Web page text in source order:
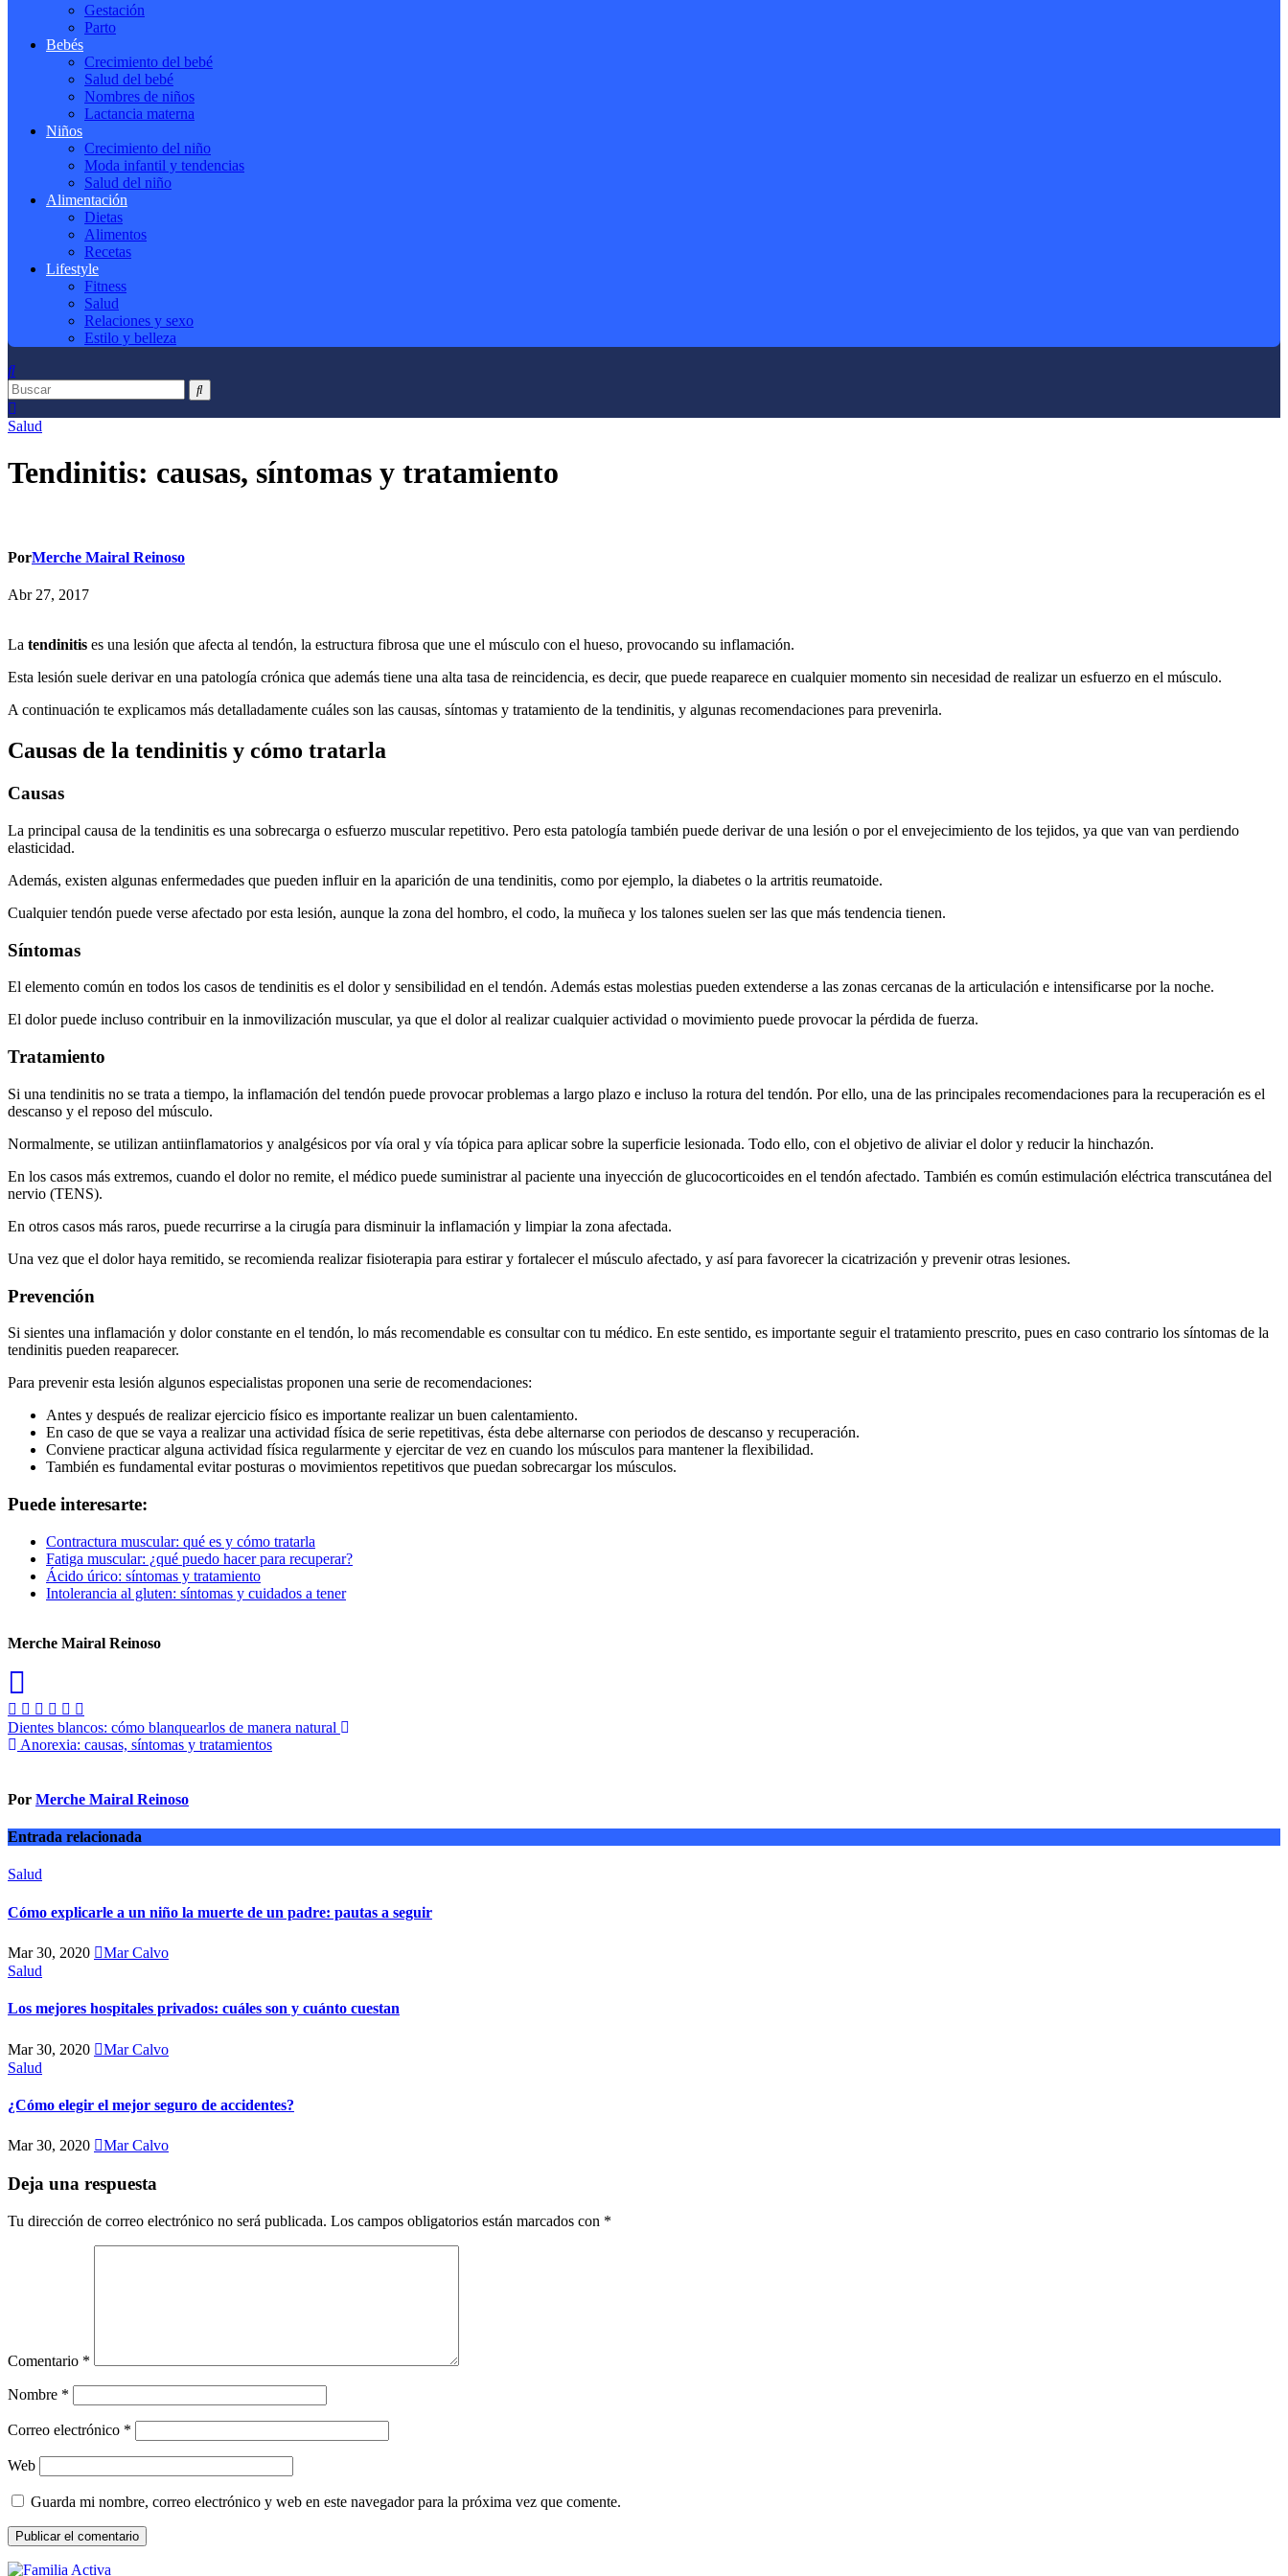
Gestación
Parto
Bebés
Crecimiento del bebé
Salud del bebé
Nombres de niños
Lactancia materna
Niños
Crecimiento del niño
Moda infantil y tendencias
Salud del niño
Alimentación
Dietas
Alimentos
Recetas
Lifestyle
Fitness
Salud
Relaciones y sexo
Estilo y belleza
Salud
Tendinitis: causas, síntomas y tratamiento
PorMerche Mairal Reinoso
Abr 27, 2017
La tendinitis es una lesión que afecta al tendón, la estructura fibrosa que une el músculo con el hueso, provocando su inflamación.
Esta lesión suele derivar en una patología crónica que además tiene una alta tasa de reincidencia, es decir, que puede reaparece en cualquier momento sin necesidad de realizar un esfuerzo en el músculo.
A continuación te explicamos más detalladamente cuáles son las causas, síntomas y tratamiento de la tendinitis, y algunas recomendaciones para prevenirla.
Causas de la tendinitis y cómo tratarla
Causas
La principal causa de la tendinitis es una sobrecarga o esfuerzo muscular repetitivo. Pero esta patología también puede derivar de una lesión o por el envejecimiento de los tejidos, ya que van van perdiendo
elasticidad.
Además, existen algunas enfermedades que pueden influir en la aparición de una tendinitis, como por ejemplo, la diabetes o la artritis reumatoide.
Cualquier tendón puede verse afectado por esta lesión, aunque la zona del hombro, el codo, la muñeca y los talones suelen ser las que más tendencia tienen.
Síntomas
El elemento común en todos los casos de tendinitis es el dolor y sensibilidad en el tendón. Además estas molestias pueden extenderse a las zonas cercanas de la articulación e intensificarse por la noche.
El dolor puede incluso contribuir en la inmovilización muscular, ya que el dolor al realizar cualquier actividad o movimiento puede provocar la pérdida de fuerza.
Tratamiento
Si una tendinitis no se trata a tiempo, la inflamación del tendón puede provocar problemas a largo plazo e incluso la rotura del tendón. Por ello, una de las principales recomendaciones para la recuperación es el
descanso y el reposo del músculo.
Normalmente, se utilizan antiinflamatorios y analgésicos por vía oral y vía tópica para aplicar sobre la superficie lesionada. Todo ello, con el objetivo de aliviar el dolor y reducir la hinchazón.
En los casos más extremos, cuando el dolor no remite, el médico puede suministrar al paciente una inyección de glucocorticoides en el tendón afectado. También es común estimulación eléctrica transcutánea del
nervio (TENS).
En otros casos más raros, puede recurrirse a la cirugía para disminuir la inflamación y limpiar la zona afectada.
Una vez que el dolor haya remitido, se recomienda realizar fisioterapia para estirar y fortalecer el músculo afectado, y así para favorecer la cicatrización y prevenir otras lesiones.
Prevención
Si sientes una inflamación y dolor constante en el tendón, lo más recomendable es consultar con tu médico. En este sentido, es importante seguir el tratamiento prescrito, pues en caso contrario los síntomas de la
tendinitis pueden reaparecer.
Para prevenir esta lesión algunos especialistas proponen una serie de recomendaciones:
Antes y después de realizar ejercicio físico es importante realizar un buen calentamiento.
En caso de que se vaya a realizar una actividad física de serie repetitivas, ésta debe alternarse con periodos de descanso y recuperación.
Conviene practicar alguna actividad física regularmente y ejercitar de vez en cuando los músculos para mantener la flexibilidad.
También es fundamental evitar posturas o movimientos repetitivos que puedan sobrecargar los músculos.
Puede interesarte:
Contractura muscular: qué es y cómo tratarla
Fatiga muscular: ¿qué puedo hacer para recuperar?
Ácido úrico: síntomas y tratamiento
Intolerancia al gluten: síntomas y cuidados a tener
Merche Mairal Reinoso
Navegación
de
Dientes blancos: cómo blanquearlos de manera natural
Anorexia: causas, síntomas y tratamientos
Por Merche Mairal Reinoso
Entrada relacionada
Salud
Cómo explicarle a un niño la muerte de un padre: pautas a seguir
Mar 30, 2020
Mar Calvo
Salud
Los mejores hospitales privados: cuáles son y cuánto cuestan
Mar 30, 2020
Mar Calvo
Salud
¿Cómo elegir el mejor seguro de accidentes?
Mar 30, 2020 Mar Calvo
Deja una respuesta
Tu dirección de correo electrónico no será publicada. Los campos obligatorios están marcados con *
Comentario *
Nombre *
Correo electrónico *
Web
Guarda mi nombre, correo electrónico y web en este navegador para la próxima vez que comente.